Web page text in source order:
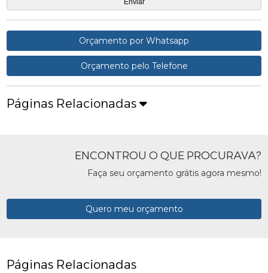
Orçamento por Whatsapp
Orçamento pelo Telefone
Páginas Relacionadas
ENCONTROU O QUE PROCURAVA?
Faça seu orçamento grátis agora mesmo!
Quero meu orçamento
Páginas Relacionadas